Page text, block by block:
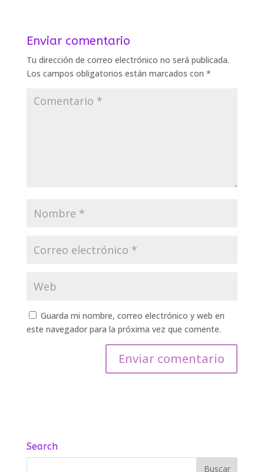
Enviar comentario
Tu dirección de correo electrónico no será publicada.
Los campos obligatorios están marcados con *
Guarda mi nombre, correo electrónico y web en
este navegador para la próxima vez que comente.
Search